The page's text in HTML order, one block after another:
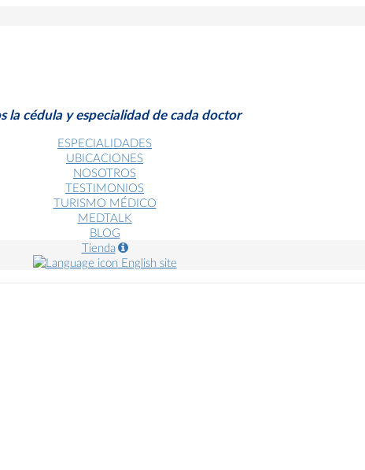
la cédula y especialidad de cada doctor
ESPECIALIDADES
UBICACIONES
NOSOTROS
TESTIMONIOS
TURISMO MÉDICO
MEDTALK
BLOG
Tienda
English site